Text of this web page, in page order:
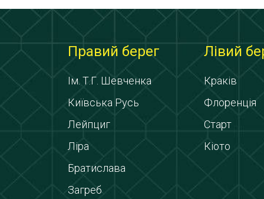
Правий берег
Ім. Т.Г. Шевченка
Київська Русь
Лейпциг
Ліра
Братислава
Загреб
Лівий
Краків
Флоренція
Старт
Кіото